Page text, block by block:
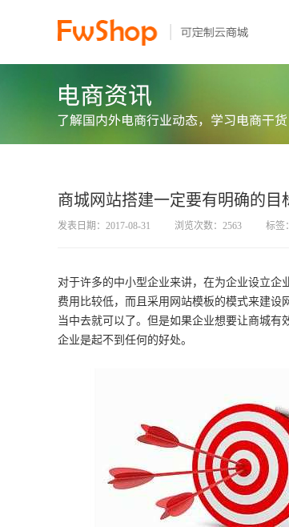
商城网站搭建一定要有明确的目
发表日期：2017-08-31 浏览次数：2563 标签
对于许多的中小型企业来讲，在为企业设立
费用比较低，而且采用网站模板的模式来建
当中去就可以了。但是如果企业想要让商城
企业是起不到任何的好处。